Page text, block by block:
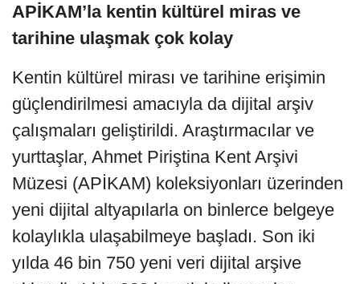
APİKAM’la kentin kültürel miras ve
tarihine ulaşmak çok kolay
Kentin kültürel mirası ve tarihine erişimin
güçlendirilmesi amacıyla da dijital arşiv
çalışmaları geliştirildi. Araştırmacılar ve
yurttaşlar, Ahmet Piriştina Kent Arşivi
Müzesi (APİKAM) koleksiyonları üzerinden
yeni dijital altyapılarla on binlerce belgeye
kolaylıkla ulaşabilmeye başladı. Son iki
yılda 46 bin 750 yeni veri dijital arşive